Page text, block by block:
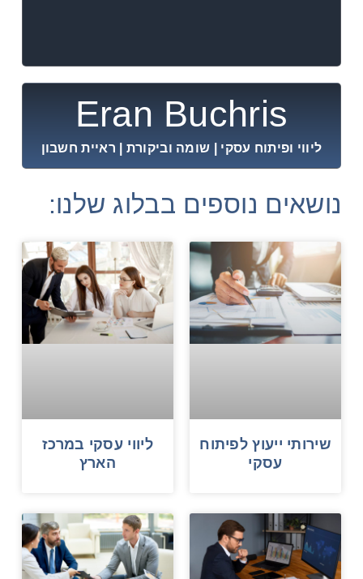
Eran Buchris
ליווי ופיתוח עסקי | שומה וביקורת | ראיית חשבון
נושאים נוספים בבלוג שלנו:
שירותי ייעוץ לפיתוח
עסקי
ליווי עסקי במרכז
הארץ